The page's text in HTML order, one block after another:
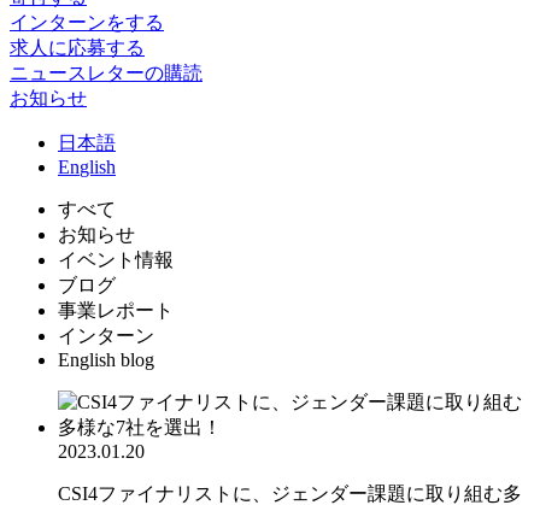
インターンをする
求人に応募する
ニュースレターの購読
お知らせ
日 本語
English
すべて
お知らせ
イベント情報
ブログ
事業レポート
インターン
English blog
2023.01.20
CSI4ファイナリストに、ジェンダー課題に取り組む多